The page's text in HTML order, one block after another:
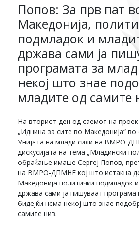
Попов: За прв пат
Македонија,
подмладок и
држава сами ја
програмата за
некој што знае
младите од самите
На вториот ден од саемот на
„Иднина за сите во Македонија“ во
Унијата на млади сили на ВМРО-
дискусијата на тема „Младински
обраќање имаше Сергеј Попов,
на ВМРО-ДПМНЕ кој што истакна
Македонија политички подмладок
држава сами ја пишуваат
бидејќи нема некој што знае
самите нив.